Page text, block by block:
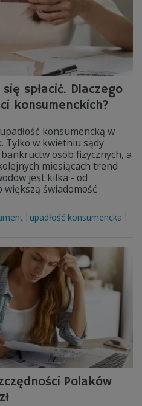
spłacić. Dlaczego
konsumenckich?
konsumencką w
Tylko w kwietniu sądy
osób fizycznych, a
miesiącach trend
jest kilka - od
większą świadomość
upadłość konsumencka
Polaków